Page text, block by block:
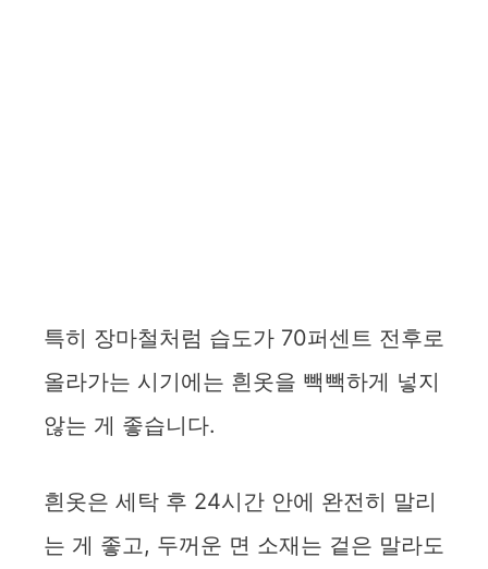
특히 장마철처럼 습도가 70퍼센트 전후로
올라가는 시기에는 흰옷을 빽빽하게 넣지
않는 게 좋습니다.
흰옷은 세탁 후 24시간 안에 완전히 말리
는 게 좋고, 두꺼운 면 소재는 겉은 말라도